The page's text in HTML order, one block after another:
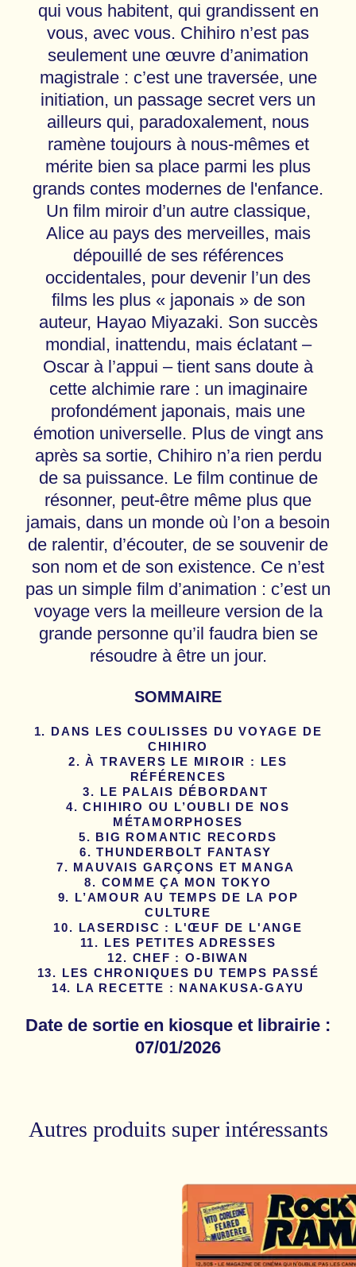
qui vous habitent, qui grandissent en
vous, avec vous. Chihiro n’est pas
seulement une œuvre d’animation
magistrale : c’est une traversée, une
initiation, un passage secret vers un
ailleurs qui, paradoxalement, nous
ramène toujours à nous-mêmes et
mérite bien sa place parmi les plus
grands contes modernes de l'enfance.
Un film miroir d’un autre classique,
Alice au pays des merveilles, mais
dépouillé de ses références
occidentales, pour devenir l’un des
films les plus « japonais » de son
auteur, Hayao Miyazaki. Son succès
mondial, inattendu, mais éclatant –
Oscar à l’appui – tient sans doute à
cette alchimie rare : un imaginaire
profondément japonais, mais une
émotion universelle. Plus de vingt ans
après sa sortie, Chihiro n’a rien perdu
de sa puissance. Le film continue de
résonner, peut-être même plus que
jamais, dans un monde où l’on a besoin
de ralentir, d’écouter, de se souvenir de
son nom et de son existence. Ce n’est
pas un simple film d’animation : c’est un
voyage vers la meilleure version de la
grande personne qu’il faudra bien se
résoudre à être un jour.
SOMMAIRE
DANS LES COULISSES DU VOYAGE DE
CHIHIRO
À TRAVERS LE MIROIR : LES
RÉFÉRENCES
LE PALAIS DÉBORDANT
CHIHIRO OU L’OUBLI DE NOS
MÉTAMORPHOSES
BIG ROMANTIC RECORDS
THUNDERBOLT FANTASY
MAUVAIS GARÇONS ET MANGA
COMME ÇA MON TOKYO
L’AMOUR AU TEMPS DE LA POP
CULTURE
LASERDISC : L'ŒUF DE L'ANGE
LES PETITES ADRESSES
CHEF : O-BIWAN
LES CHRONIQUES DU TEMPS PASSÉ
LA RECETTE : NANAKUSA-GAYU
Date de sortie en kiosque et librairie :
07/01/2026
Autres produits super intéressants